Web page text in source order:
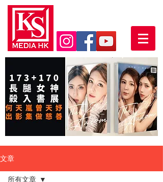
文章
所有文章